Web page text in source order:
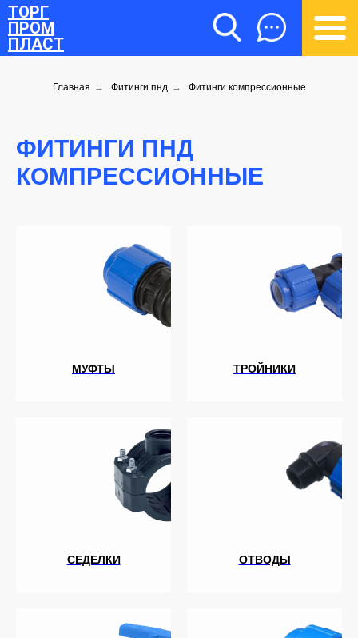
ТОРГ
ПРОМ
ПЛАСТ
(700) 730-70-73
Главная → Фитинги пнд → Фитинги компрессионные
ФИТИНГИ ПНД
КОМПРЕССИОННЫЕ
МУФТЫ ТРОЙНИКИ
СЕДЕЛКИ ОТВОДЫ